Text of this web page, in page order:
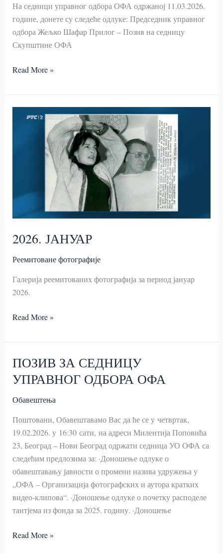
На седници управног одбора ОФА одржаној 11.03.2026.
године, донете су следеће одлуке: Председник управног
одбора Жељко Шафар Прилог – Позив на седницу
Скупштине ОФА
ПОЗИВ
СЕДНИЦУ
СКУПШТИНЕ
ОФА
Read More »
2026. ЈАНУАР
Реемитоване фотографије
Галерија реемитованих фотографија за период јануар
2026.
2026.
Read More »
ПОЗИВ ЗА СЕДНИЦУ
УПРАВНОГ ОДБОРА ОФА
Обавештења
Поштовани, Обавештавамо Вас да ће се у четвртак,
19.02.2026. у 16:30 сати, на адреси Милентија Поповића
23, Београд – Нови Београд одржати седница УО ОФА са
следећим предлозима за: ·Доношење одлуке о
обавештавању јавности о промени назива удружења у
„ОФА – Организација фотографских и аутора кратких
видео-клипова“. ·Доношење одлуке о почетку расподеле
тантјема из фонда за 2025. годину. ·Доношење
ПОЗИВ
Read More »